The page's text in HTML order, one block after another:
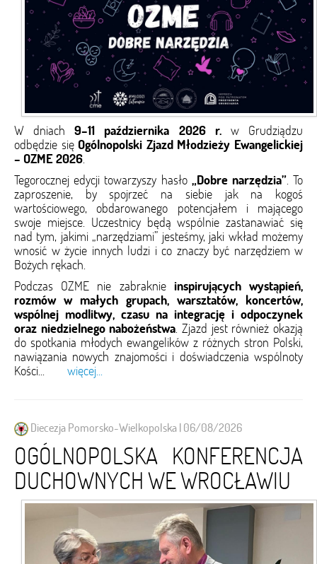
W dniach9–11 października 2026 r.w Grudziądzu
odbędzie się Ogólnopolski Zjazd Młodzieży Ewangelickiej
– OZME 2026.
Tegorocznej edycji towarzyszy hasło „Dobre narzędzia”. To
zaproszenie, by spojrzeć na siebie jak na kogoś
wartościowego, obdarowanego potencjałem i mającego
swoje miejsce. Uczestnicy będą wspólnie zastanawiać się
nad tym, jakimi „narzędziami” jesteśmy, jaki wkład możemy
wnosić w życie innych ludzi i co znaczy być narzędziem w
Bożych rękach.
Podczas OZME nie zabraknie inspirujących wystąpień,
rozmów w małych grupach, warsztatów, koncertów,
wspólnej modlitwy, czasu na integrację i odpoczynek
oraz niedzielnego nabożeństwa. Zjazd jest również okazją
do spotkania młodych ewangelików z różnych stron Polski,
nawiązania nowych znajomości i doświadczenia wspólnoty
Kości... więcej...
Diecezja Pomorsko-Wielkopolska | 06/08/2026
OGÓLNOPOLSKA KONFERENCJA
DUCHOWNYCH WE WROCŁAWIU